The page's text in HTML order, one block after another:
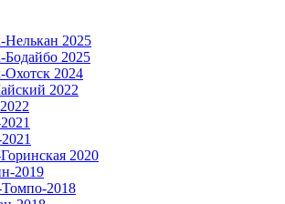
Нелькан 2025
Бодайбо 2025
Охотск 2024
2022
2020
2019
Томпо-2018